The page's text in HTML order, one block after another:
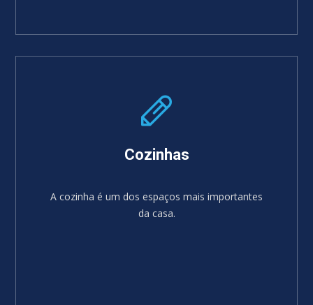
Cozinhas
A cozinha é um dos espaços mais importantes
da casa.
SABER MAIS